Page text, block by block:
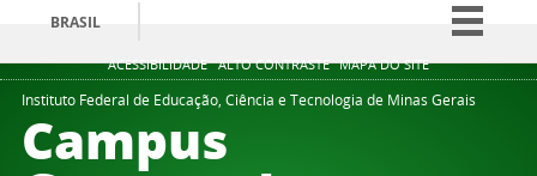
ACESSIBILIDADE ALTO CONTRASTE MAPA DO SITE
BRASIL
Simplifique!
Comunica BR
Instituto Federal de Educação, Ciência e Tecnologia de Minas Gerais
Campus